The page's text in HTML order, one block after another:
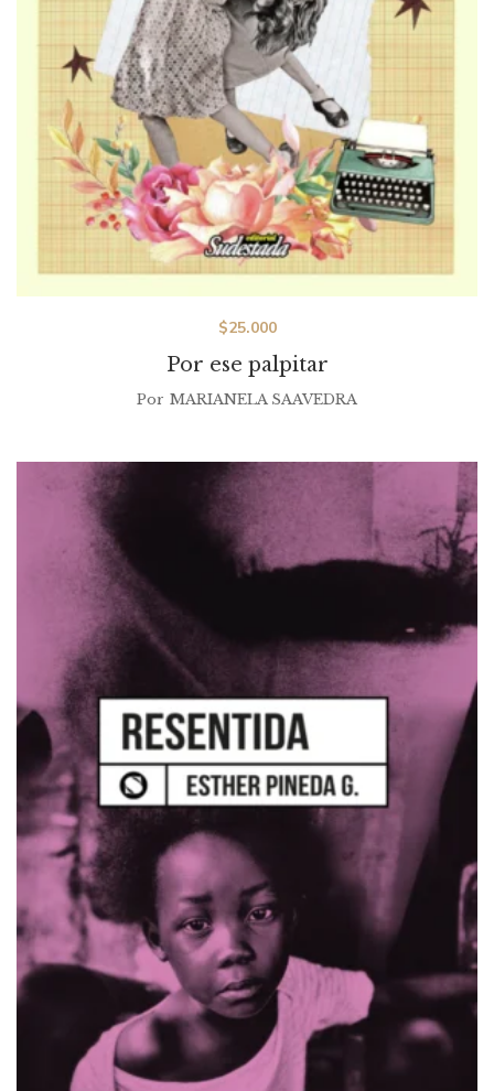
Por ese palpitar
$25.000
Por MARIANELA SAAVEDRA